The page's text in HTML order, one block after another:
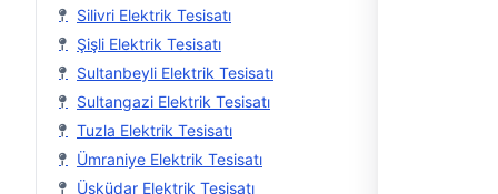
Silivri Elektrik Tesisatı
Şişli Elektrik Tesisatı
Sultanbeyli Elektrik Tesisatı
Sultangazi Elektrik Tesisatı
Tuzla Elektrik Tesisatı
Ümraniye Elektrik Tesisatı
Üsküdar Elektrik Tesisatı